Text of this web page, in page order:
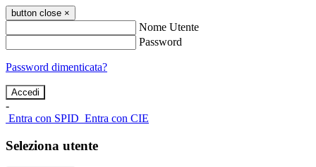
button close ×
Nome Utente
Password
Password dimenticata?
-
Entra con SPID Entra con CIE
Seleziona utente